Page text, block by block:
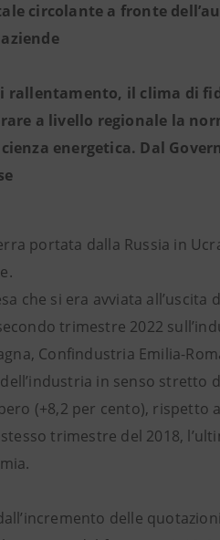
circolante a fronte
rallentamento, il clima di
a livello regionale la
energetica. Dal
portata dalla Russia in
che si era avviata all’uscita
trimestre 2022
Confindustria Emilia-
in senso stretto
(+8,2 per cento), rispetto
trimestre del 2018,
delle